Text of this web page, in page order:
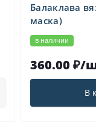
Балаклава
маска)
в наличии
360.00 ₽/
В